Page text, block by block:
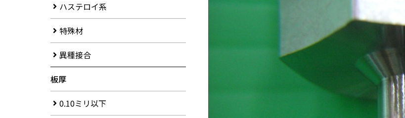
ハステロイ系
特殊材
異種接合
板厚
0.10ミリ以下